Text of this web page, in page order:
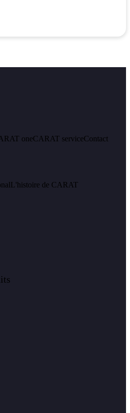
oneCARAT serviceContact
L'histoire de CARAT